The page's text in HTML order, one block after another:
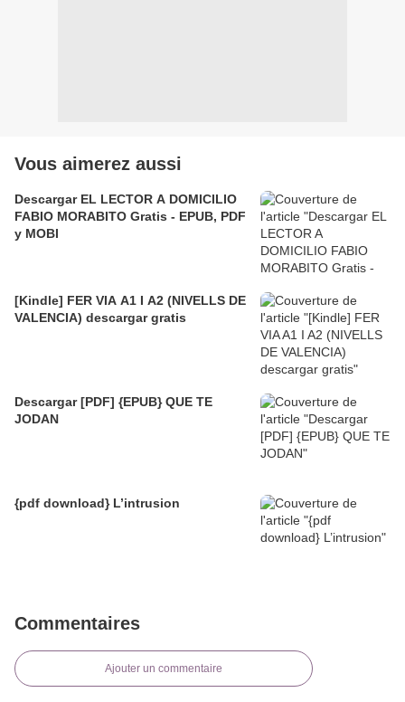
Vous aimerez aussi
Descargar EL LECTOR A DOMICILIO
FABIO MORABITO Gratis - EPUB, PDF
y MOBI
[Kindle] FER VIA A1 I A2 (NIVELLS DE
VALENCIA) descargar gratis
Descargar [PDF] {EPUB} QUE TE
JODAN
{pdf download} L’intrusion
Commentaires
Ajouter un commentaire